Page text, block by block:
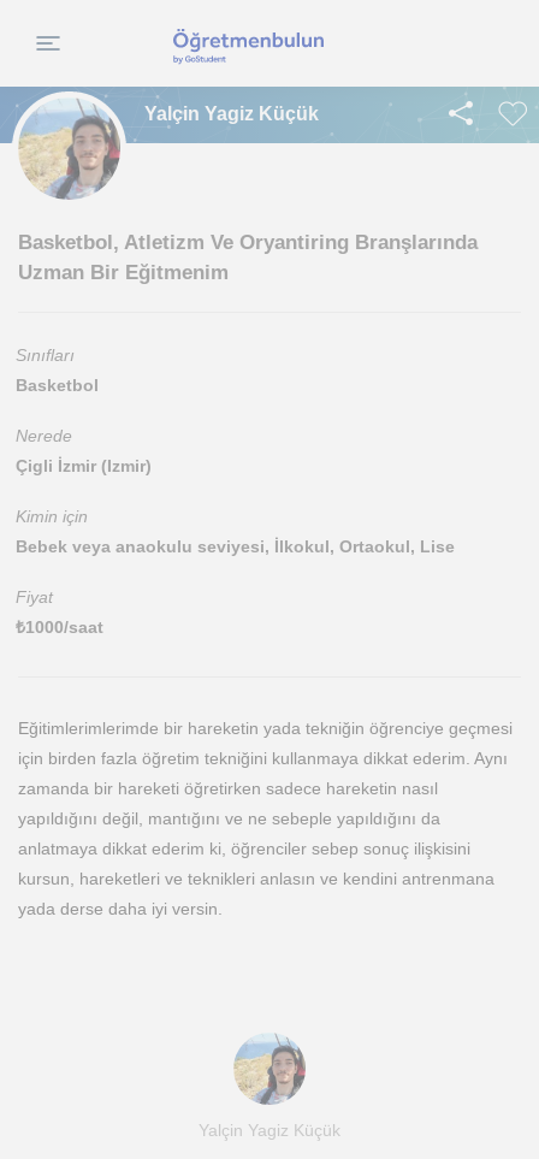
Yalçin Yagiz Küçük
Basketbol, Atletizm Ve Oryantiring Branşlarında
Uzman Bir Eğitmenim
Sınıfları
Basketbol
Nerede
Çigli İzmir (Izmir)
Kimin için
Bebek veya anaokulu seviyesi, İlkokul, Ortaokul, Lise
Fiyat
₺1000/saat
Eğitimlerimlerimde bir hareketin yada tekniğin öğrenciye geçmesi
için birden fazla öğretim tekniğini kullanmaya dikkat ederim. Aynı
zamanda bir hareketi öğretirken sadece hareketin nasıl
yapıldığını değil, mantığını ve ne sebeple yapıldığını da
anlatmaya dikkat ederim ki, öğrenciler sebep sonuç ilişkisini
kursun, hareketleri ve teknikleri anlasın ve kendini antrenmana
yada derse daha iyi versin.
Yalçin Yagiz Küçük